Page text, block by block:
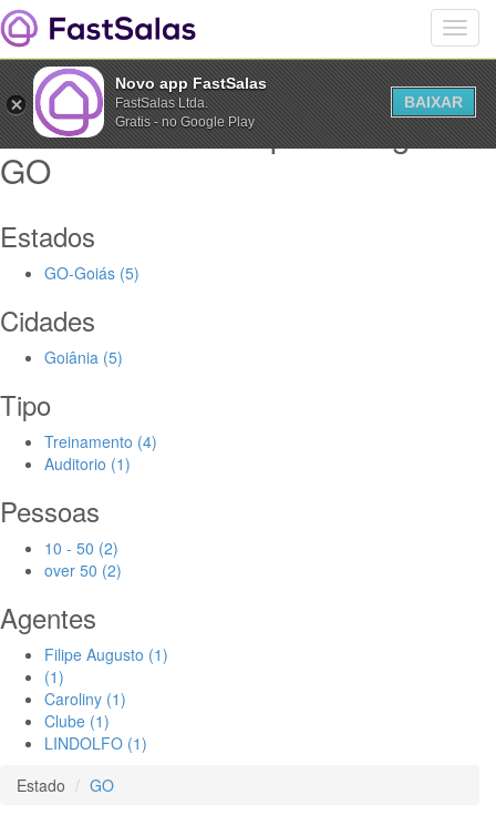
Salas Comerciais para alugar
GO
Estados
GO-Goiás (5)
Cidades
Goiânia (5)
Tipo
Treinamento (4)
Auditorio (1)
Pessoas
10 - 50 (2)
over 50 (2)
Agentes
Filipe Augusto (1)
(1)
Caroliny (1)
Clube (1)
LINDOLFO (1)
Estado
GO
Novo app FastSalas
FastSalas Ltda.
Gratis - no Google Play
BAIXAR